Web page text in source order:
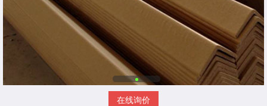
在线询价